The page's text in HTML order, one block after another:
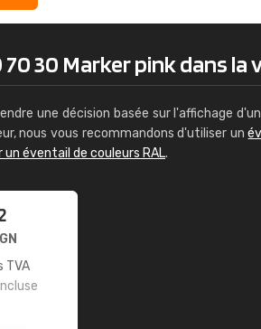
30 Marker pink dans la
une décision basée sur l'affichage
nous vous recommandons d'utiliser un
éventail de couleurs RAL.
TVA